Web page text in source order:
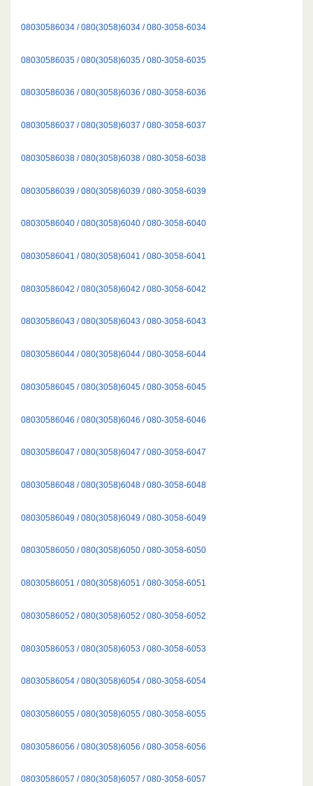
08030586034 / 080(3058)6034 / 080-3058-6034
08030586035 / 080(3058)6035 / 080-3058-6035
08030586036 / 080(3058)6036 / 080-3058-6036
08030586037 / 080(3058)6037 / 080-3058-6037
08030586038 / 080(3058)6038 / 080-3058-6038
08030586039 / 080(3058)6039 / 080-3058-6039
08030586040 / 080(3058)6040 / 080-3058-6040
08030586041 / 080(3058)6041 / 080-3058-6041
08030586042 / 080(3058)6042 / 080-3058-6042
08030586043 / 080(3058)6043 / 080-3058-6043
08030586044 / 080(3058)6044 / 080-3058-6044
08030586045 / 080(3058)6045 / 080-3058-6045
08030586046 / 080(3058)6046 / 080-3058-6046
08030586047 / 080(3058)6047 / 080-3058-6047
08030586048 / 080(3058)6048 / 080-3058-6048
08030586049 / 080(3058)6049 / 080-3058-6049
08030586050 / 080(3058)6050 / 080-3058-6050
08030586051 / 080(3058)6051 / 080-3058-6051
08030586052 / 080(3058)6052 / 080-3058-6052
08030586053 / 080(3058)6053 / 080-3058-6053
08030586054 / 080(3058)6054 / 080-3058-6054
08030586055 / 080(3058)6055 / 080-3058-6055
08030586056 / 080(3058)6056 / 080-3058-6056
08030586057 / 080(3058)6057 / 080-3058-6057